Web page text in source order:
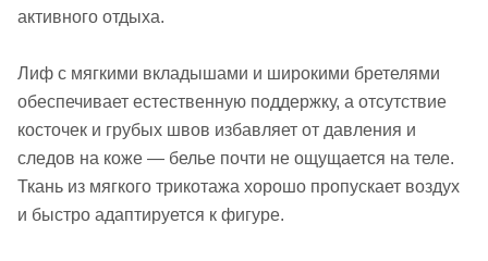
активного отдыха.
Лиф с мягкими вкладышами и широкими бретелями
обеспечивает естественную поддержку, а отсутствие
косточек и грубых швов избавляет от давления и
следов на коже — белье почти не ощущается на теле.
Ткань из мягкого трикотажа хорошо пропускает воздух
и быстро адаптируется к фигуре.